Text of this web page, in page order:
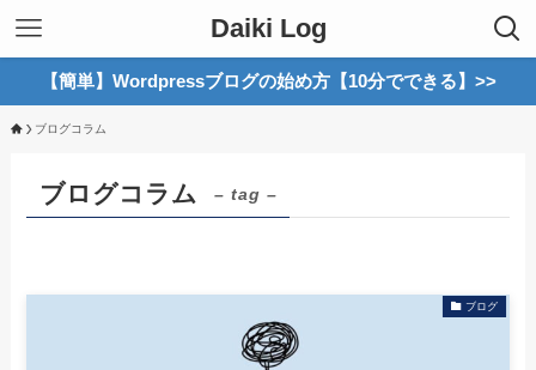
Daiki Log
【簡単】Wordpressブログの始め方【10分でできる】>>
ブログコラム
ブログコラム – tag –
ブログ